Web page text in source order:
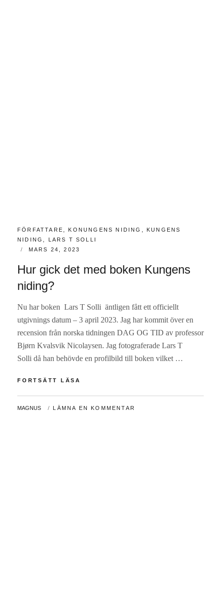
KATEGORIER:
FÖRFATTARE KONUNGENS NIDING
KUNGENS
NIDING
LARS T SOLLI
PUBLICERAT
MARS 24, 2023
Hur gick det med boken Kungens
niding?
Nu har boken Lars T Solli äntligen fått ett officiellt
utgivnings datum – 3 april 2023. Jag har kommit över en
recension från norska tidningen DAG OG TID av professor
Bjørn Kvalsvik Nicolaysen. Jag fotograferade Lars T
Solli då han behövde en profilbild till boken vilket …
FORTSÄTT LÄSA
MED
AV
MAGNUS LÄMNA EN KOMMENTAR